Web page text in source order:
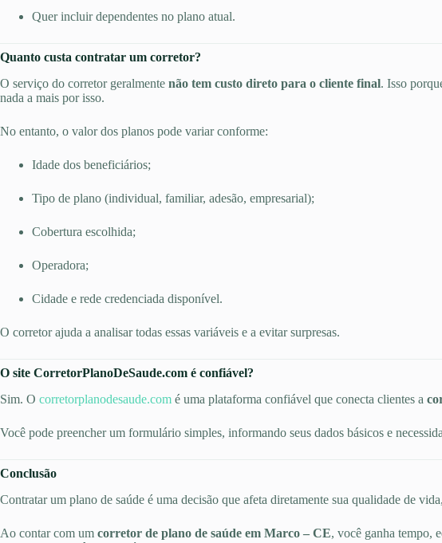
Quer incluir dependentes no plano atual.
Quanto custa contratar um corretor?
O serviço do corretor geralmente não tem custo direto para o cliente final. Isso
nada a mais por isso.
No entanto, o valor dos planos pode variar conforme:
Idade dos beneficiários;
Tipo de plano (individual, familiar, adesão, empresarial);
Cobertura escolhida;
Operadora;
Cidade e rede credenciada disponível.
O corretor ajuda a analisar todas essas variáveis e a evitar surpresas.
O site CorretorPlanoDeSaude.com é confiável?
Sim. O corretorplanodesaude.com é uma plataforma confiável que conecta clientes a
Você pode preencher um formulário simples, informando seus dados básicos e
Conclusão
Contratar um plano de saúde é uma decisão que afeta diretamente sua qualidade de
Ao contar com um corretor de plano de saúde em Marco – CE, você ganha tempo,